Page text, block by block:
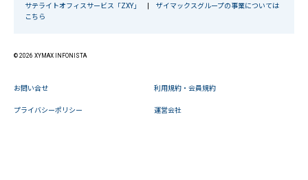
サテライトオフィスサービス「ZXY」
ザイマックスグループの事業については
こちら
© 2026 XYMAX INFONISTA
お問い合せ 利用規約・会員規約
プライバシーポリシー 運営会社